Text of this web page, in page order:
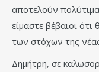
αποτελούν
είμαστε βέβαιοι
των στόχων της
Δημήτρη, σε